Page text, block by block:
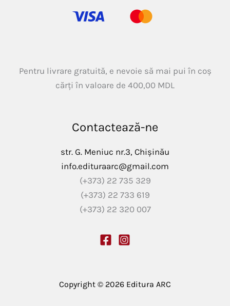
Pentru livrare gratuită, e nevoie să mai pui în coș
cărți în valoare de 400,00 MDL
Contactează-ne
str. G. Meniuc nr.3, Chișinău
info.edituraarc@gmail.com
(+373) 22 735 329
(+373) 22 733 619
(+373) 22 320 007
Copyright © 2026 Editura ARC